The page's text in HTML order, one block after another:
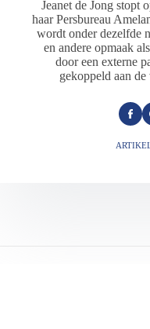
Jeanet de Jong stopt
haar Persbureau
wordt onder dezelfde
en andere opmaak
door een externe
gekoppeld aan